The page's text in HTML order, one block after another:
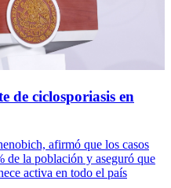
de ciclosporiasis en
afirmó que los casos
de la población y aseguró que
activa en todo el país